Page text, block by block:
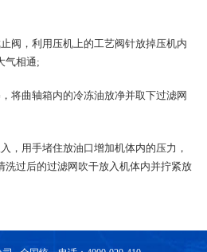
阀，利用压机上的工艺阀针放掉压机内
气相通;
将曲轴箱内的冷冻油放净并取下过滤网
，用手堵住放油口增加机体内的压力，
洗过后的过滤网吹干放入机体内并拧紧放